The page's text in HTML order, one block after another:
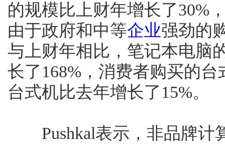
的规模比上财年增长了30%
由于政府和中等企业强劲的
与上财年相比，笔记本电脑
长了168%，消费者购买的
台式机比去年增长了15%。
Pushkal表示，非品牌计